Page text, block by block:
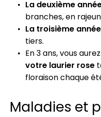
La deuxième
branches, en
La troisième année
tiers.
En 3 ans, vous
votre laurier rose
floraison chaque
Maladies et